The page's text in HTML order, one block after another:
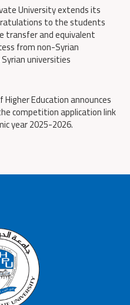
University extends its
to the students
transfer and equivalent
from non-Syrian
universities
Education announces
competition application link
year 2025-2026.